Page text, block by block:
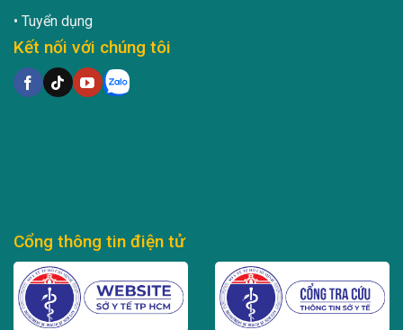
Tuyển dụng
Kết nối với chúng tôi
Cổng thông tin điện tử